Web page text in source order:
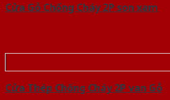
Cửa Gỗ Chống Cháy 2P son xam
Cửa Thép Chống Cháy 2P van Gỗ